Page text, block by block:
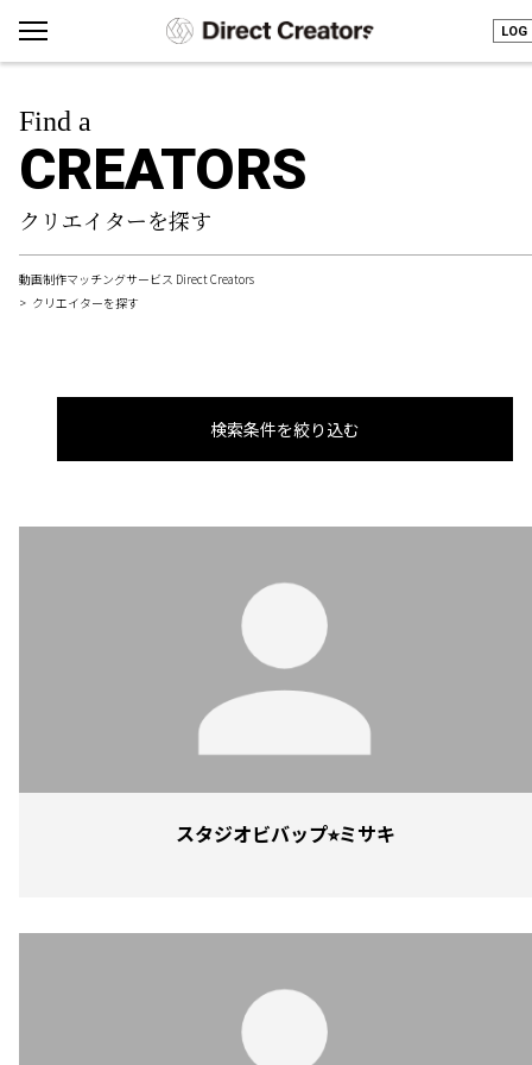
LOG
Find a
CREATORS
クリエイターを探す
動画制作マッチングサービス Direct Creators
クリエイターを探す
検索条件を絞り込む
スタジオビバップ⭐︎ミサキ